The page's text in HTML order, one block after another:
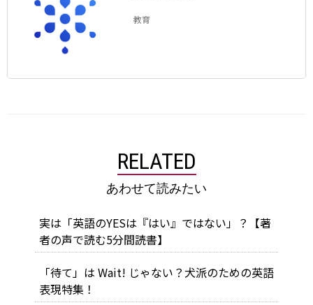
教育
RELATED
あわせて読みたい
実は「英語のYESは『はい』ではない」？【著
者の声で読む5分間読書】
「待て」は Wait! じゃない？犬派のための英語
表現特集！